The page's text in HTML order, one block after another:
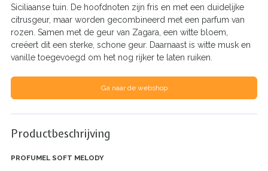
Siciliaanse tuin. De hoofdnoten zijn fris en met een duidelijke
citrusgeur, maar worden gecombineerd met een parfum van
rozen. Samen met de geur van Zagara, een witte bloem,
creëert dit een sterke, schone geur. Daarnaast is witte musk en
vanille toegevoegd om het nog rijker te laten ruiken.
Ga naar de webshop
Productbeschrijving
PROFUMEL SOFT MELODY